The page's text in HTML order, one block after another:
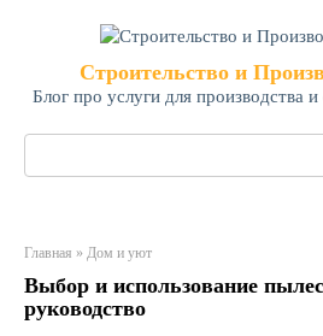
Строительство и
Блог про услуги для производства и
Главная » Дом и уют
Выбор и использование
руководство